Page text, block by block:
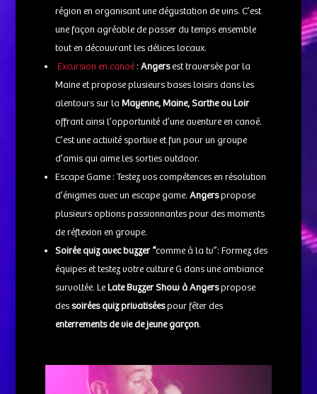
région en organisant une dégustation de vins. C’est
une façon agréable de passer du temps ensemble
tout en découvrant les délices locaux.
Excursion en canoë :Angersest traversée par la
Maine et propose plusieurs bases loisirs dans les
alentours sur laMayenne, Maine, Sarthe ou Loir
offrant ainsi l’opportunité d’une aventure en canoë.
C’est une activité sportive et fun pour un groupe
d’amis qui aime les sorties outdoor.
Escape Game : Testez vos compétences en résolution
d’énigmes avec un escape game.Angerspropose
plusieurs options passionnantes pour des moments
de réflexion en groupe.
Soirée quiz avec buzzer “comme à la tv”: Formez des
équipes et testez votre culture G dans une ambiance
survoltée. LeLate Buzzer Show à Angerspropose
des soirées quiz privatiséespour fêter des
enterrements de vie de jeune garçon.